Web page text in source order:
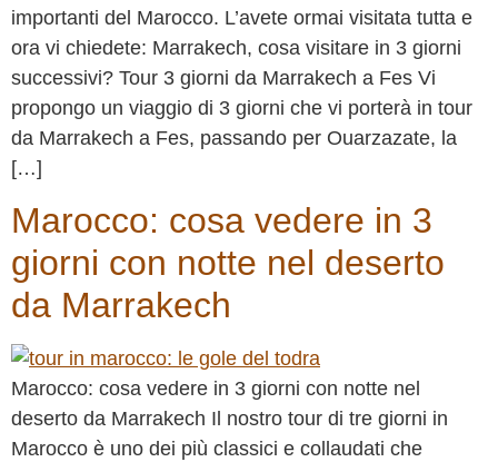
importanti del Marocco. L’avete ormai visitata tutta e
ora vi chiedete: Marrakech, cosa visitare in 3 giorni
successivi? Tour 3 giorni da Marrakech a Fes Vi
propongo un viaggio di 3 giorni che vi porterà in tour
da Marrakech a Fes, passando per Ouarzazate, la
[…]
Marocco: cosa vedere in 3
giorni con notte nel deserto
da Marrakech
Marocco: cosa vedere in 3 giorni con notte nel
deserto da Marrakech Il nostro tour di tre giorni in
Marocco è uno dei più classici e collaudati che